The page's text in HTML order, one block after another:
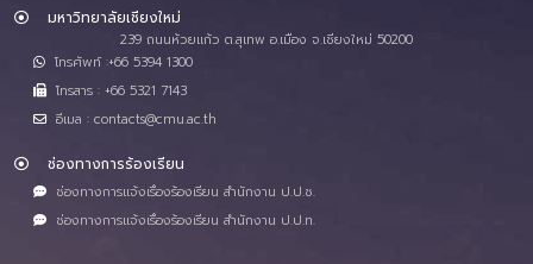
มหาวิทยาลัยเชียงใหม่
239 ถนนห้วยแก้ว ต.สุเทพ อ.เมือง จ.เชียงใหม่ 50200
โทรศัพท์ :+66 5394 1300
โทรสาร : +66 5321 7143
อีเมล : contacts@cmu.ac.th
ช่องทางการร้องเรียน
ช่องทางการแจ้งเรื่องร้องเรียน สำนักงาน ป.ป.ช.
ช่องทางการแจ้งเรื่องร้องเรียน สำนักงาน ป.ป.ท.